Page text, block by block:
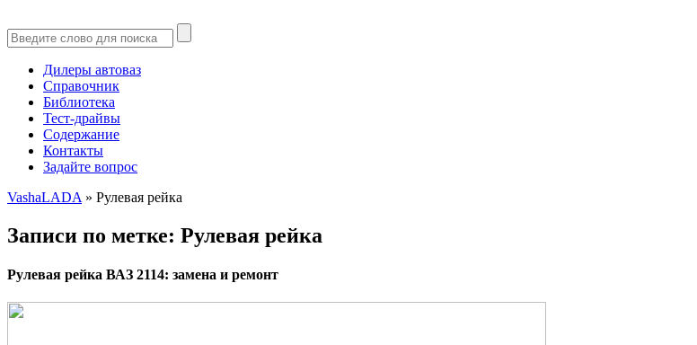
Дилеры автоваз
Справочник
Библиотека
Тест-драйвы
Содержание
Контакты
Задайте вопрос
VashaLADA » Рулевая рейка
Записи по метке: Рулевая рейка
Рулевая рейка ВАЗ 2114: замена и ремонт